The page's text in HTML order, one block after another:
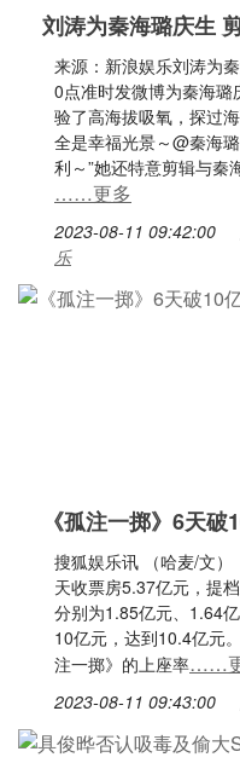
刘涛为秦海璐庆生
来源：新浪娱乐刘涛为
0点准时发微博为秦海璐
验了高海拔吸氧，探过
全是幸福光景～@秦海
利～”她还特意剪辑与秦
……更多
2023-08-11 09:42:00
乐
《孤注一掷》6天
搜狐娱乐讯 （哈麦/文
天收票房5.37亿元，提
分别为1.85亿元、1.64
10亿元，达到10.4亿元
注一掷》的上座率……
2023-08-11 09:43:00